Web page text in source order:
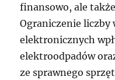
finansowo, ale
Ograniczenie liczby
elektronicznych
elektroodpadów
ze sprawnego